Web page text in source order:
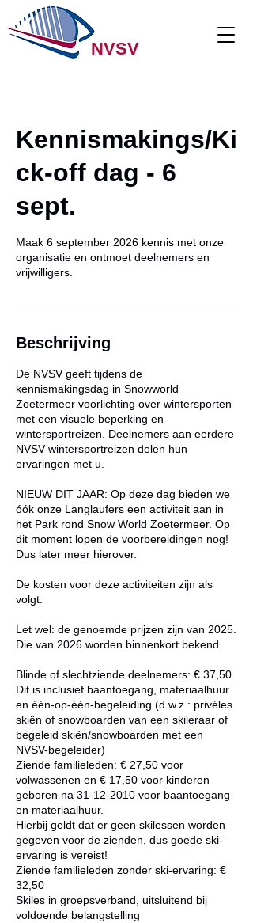
NVSV
Kennismakings/Ki
ck-off dag - 6
sept.
Maak 6 september 2026 kennis met onze
organisatie en ontmoet deelnemers en
vrijwilligers.
Beschrijving
De NVSV geeft tijdens de
kennismakingsdag in Snowworld
Zoetermeer voorlichting over wintersporten
met een visuele beperking en
wintersportreizen. Deelnemers aan eerdere
NVSV-wintersportreizen delen hun
ervaringen met u.
NIEUW DIT JAAR: Op deze dag bieden we
óók onze Langlaufers een activiteit aan in
het Park rond Snow World Zoetermeer. Op
dit moment lopen de voorbereidingen nog!
Dus later meer hierover.
De kosten voor deze activiteiten zijn als
volgt:
Let wel: de genoemde prijzen zijn van 2025.
Die van 2026 worden binnenkort bekend.
Blinde of slechtziende deelnemers: € 37,50
Dit is inclusief baantoegang, materiaalhuur
en één-op-één-begeleiding (d.w.z.: privéles
skiën of snowboarden van een skileraar of
begeleid skiën/snowboarden met een
NVSV-begeleider)
Ziende familieleden: € 27,50 voor
volwassenen en € 17,50 voor kinderen
geboren na 31-12-2010 voor baantoegang
en materiaalhuur.
Hierbij geldt dat er geen skilessen worden
gegeven voor de zienden, dus goede ski-
ervaring is vereist!
Ziende familieleden zonder ski-ervaring: €
32,50
Skiles in groepsverband, uitsluitend bij
voldoende belangstelling